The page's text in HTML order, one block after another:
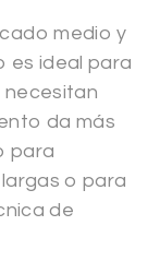
medio y
es ideal para
necesitan
da más
para
o para
de